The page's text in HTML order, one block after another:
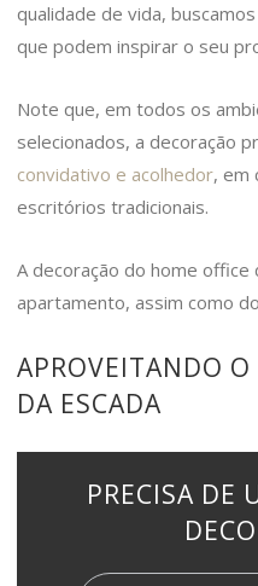
qualidade de vida,
que podem inspirar o seu
Note que, em todos os
selecionados, a decoração
convidativo e acolhedor, em
escritórios tradicionais.
A decoração do home
apartamento, assim como
APROVEITANDO O
DA ESCADA
PRECISA DE